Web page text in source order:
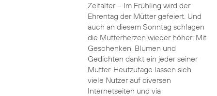
Zeitalter – Im Frühling wird der
Ehrentag der Mütter gefeiert. Und
auch an diesem Sonntag schlagen
die Mutterherzen wieder höher: Mit
Geschenken, Blumen und
Gedichten dankt ein jeder seiner
Mutter. Heutzutage lassen sich
viele Nutzer auf diversen
Internetseiten und via